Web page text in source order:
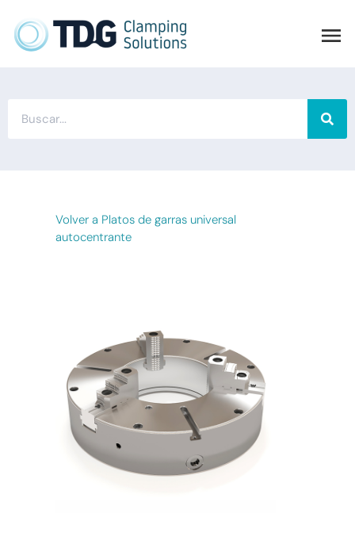
Volver a Platos de garras universal
autocentrante